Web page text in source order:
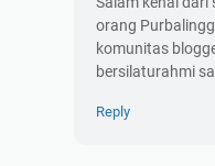
orang
komunitas
bersilaturahmi
Reply